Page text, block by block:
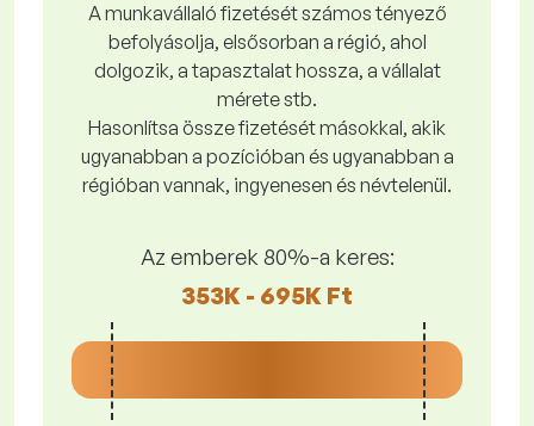
A munkavállaló fizetését számos tényező
befolyásolja, elsősorban a régió, ahol
dolgozik, a tapasztalat hossza, a vállalat
mérete stb.
Hasonlítsa össze fizetését másokkal, akik
ugyanabban a pozícióban és ugyanabban a
régióban vannak, ingyenesen és névtelenül.
Az emberek 80%-a keres:
353K - 695K Ft